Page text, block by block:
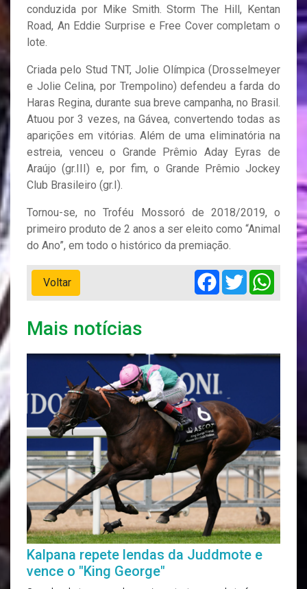
conduzida por Mike Smith. Storm The Hill, Kentan
Road, An Eddie Surprise e Free Cover completam o
lote.
Criada pelo Stud TNT, Jolie Olímpica (Drosselmeyer
e Jolie Celina, por Trempolino) defendeu a farda do
Haras Regina, durante sua breve campanha, no Brasil.
Atuou por 3 vezes, na Gávea, convertendo todas as
aparições em vitórias. Além de uma eliminatória na
estreia, venceu o Grande Prêmio Aday Eyras de
Araújo (gr.III) e, por fim, o Grande Prêmio Jockey
Club Brasileiro (gr.I).
Tornou-se, no Troféu Mossoró de 2018/2019, o
primeiro produto de 2 anos a ser eleito como “Animal
do Ano”, em todo o histórico da premiação.
Voltar
Facebook
Twitter
Mais notícias
Kalpana repete lendas da Juddmote e
vence o "King George"